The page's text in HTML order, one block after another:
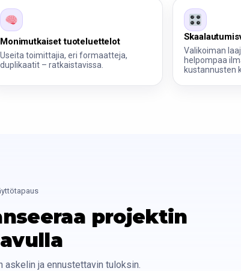
Monimutkaiset tuoteluettelot
Useita toimittajia, eri formaatteja,
duplikaatit – ratkaistavissa.
Valikoiman
helpompaa
kustannusten
projektin
askelin ja ennustettavin tuloksin.